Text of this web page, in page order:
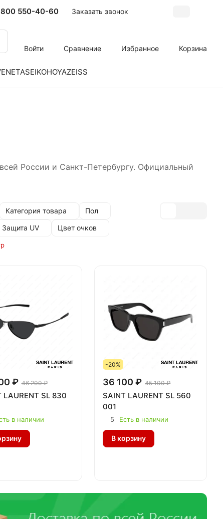
800 550-40-60 Заказать звонок
Войти Сравнение Избранное Корзина
SEIKOHOYAZEISS
России и Санкт-Петербургу. Официальный
Категория товара
Пол
Защита UV
Цвет очков
₽ 46 200 ₽
LAURENT SL 830
в наличии
-20%
36 100 ₽ 45 100 ₽
SAINT LAURENT SL 560
001
5 Есть в наличии
В корзину